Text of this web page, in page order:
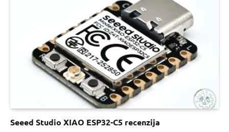
Seeed Studio XIAO ESP32-C5 recenzija